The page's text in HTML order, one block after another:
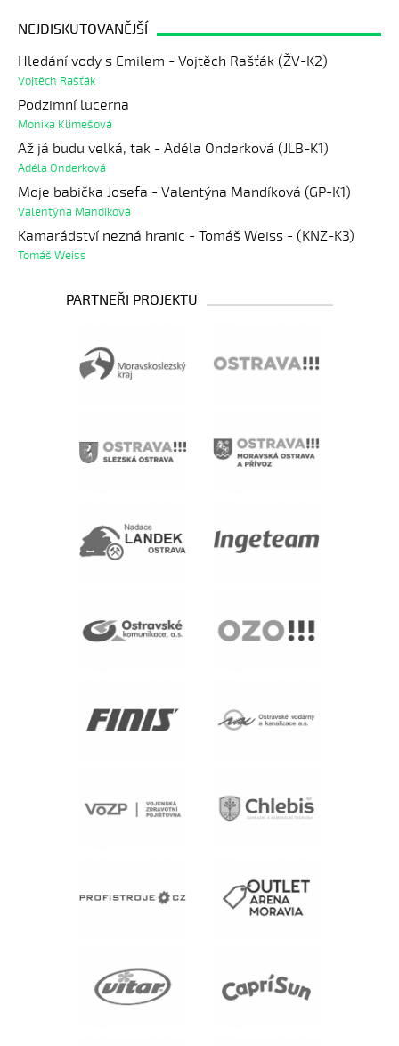
NEJDISKUTOVANĚJŠÍ
Hledání vody s Emilem - Vojtěch Rašťák (ŽV-K2)
Vojtěch Rašťák
Podzimní lucerna
Monika Klimešová
Až já budu velká, tak - Adéla Onderková (JLB-K1)
Adéla Onderková
Moje babička Josefa - Valentýna Mandíková (GP-K1)
Valentýna Mandíková
Kamarádství nezná hranic - Tomáš Weiss - (KNZ-K3)
Tomáš Weiss
PARTNEŘI PROJEKTU